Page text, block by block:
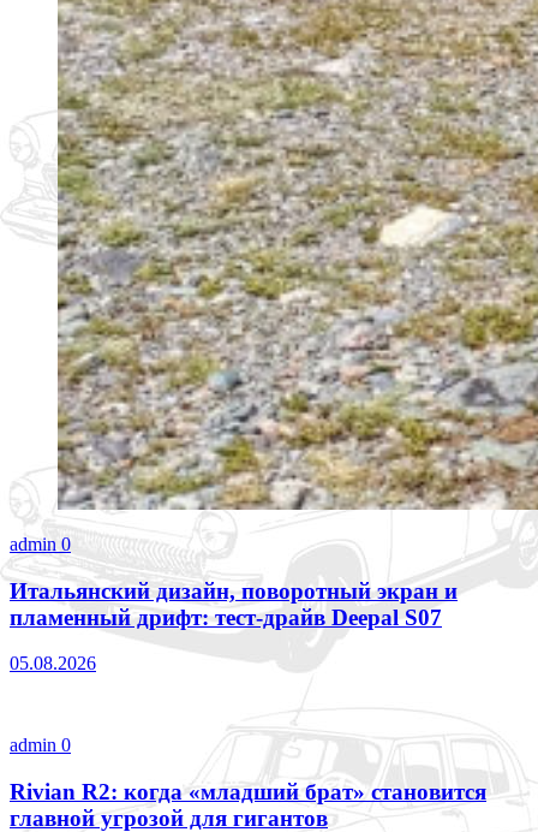
admin 0
Итальянский дизайн, поворотный экран и
пламенный дрифт: тест-драйв Deepal S07
05.08.2026
admin 0
Rivian R2: когда «младший брат» становится
главной угрозой для гигантов